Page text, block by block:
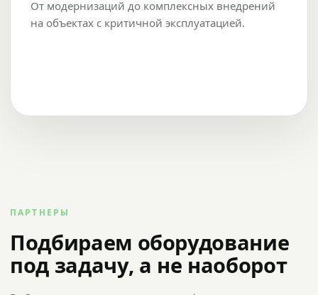
От модернизаций до комплексных внедрений
на объектах с критичной эксплуатацией.
ПАРТНЕРЫ
Подбираем оборудование
под задачу, а не наоборот